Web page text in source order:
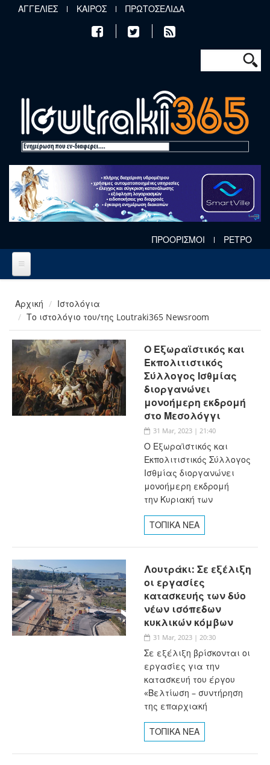
Παράκαμψη προς το κυρίως περιεχόμενο
ΑΓΓΕΛΙΕΣ ΚΑΙΡΟΣ ΠΡΩΤΟΣΕΛΙΔΑ
Φόρμα
Αναζήτηση
ΠΡΟΟΡΙΣΜΟΙ ΡΕΤΡΟ
Αρχική
Ιστολόγια
Το ιστολόγιο του/της Loutraki365 Newsroom
Ο Εξωραϊστικός και
Εκπολιτιστικός
Σύλλογος Ισθμίας
διοργανώνει
μονοήμερη εκδρομή
στο Μεσολόγγι
31 Mar, 2023 | 21:40
Ο Εξωραϊστικός και
Εκπολιτιστικός Σύλλογος
Ισθμίας διοργανώνει
μονοήμερη εκδρομή
την Κυριακή των
ΤΟΠΙΚΑ ΝΕΑ
Λουτράκι: Σε εξέλιξη
οι εργασίες
κατασκευής των δύο
νέων ισόπεδων
κυκλικών κόμβων
31 Mar, 2023 | 20:30
Σε εξέλιξη βρίσκονται οι
εργασίες για την
κατασκευή του έργου
«Βελτίωση – συντήρηση
της επαρχιακή
ΤΟΠΙΚΑ ΝΕΑ